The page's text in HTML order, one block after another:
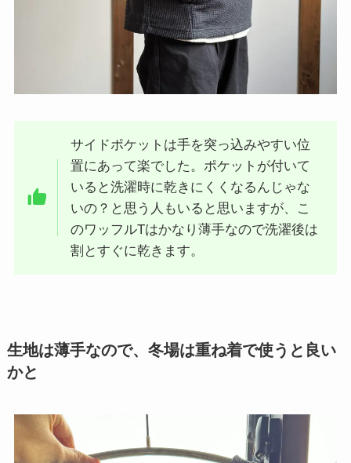
サイドポケットは手を突っ込みやすい位
置にあって楽でした。ポケットが付いて
いると洗濯時に乾きにくくなるんじゃな
いの？と思う人もいると思いますが、こ
のワッフルTはかなり薄手なので洗濯後は
割とすぐに乾きます。
生地は薄手なので、冬場は重ね着で使うと良い
かと